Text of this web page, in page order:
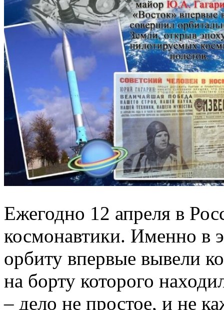
Ежегодно 12 апреля в
космонавтики. Именно в
орбиту впервые вывели
на борту которого
– дело не простое, и не